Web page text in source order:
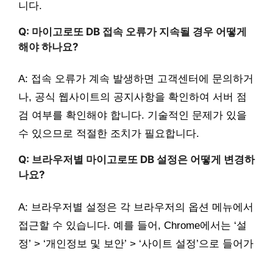
니다.
Q: 마이고로또 DB 접속 오류가 지속될 경우 어떻게
해야 하나요?
A: 접속 오류가 계속 발생하면 고객센터에 문의하거
나, 공식 웹사이트의 공지사항을 확인하여 서버 점
검 여부를 확인해야 합니다. 기술적인 문제가 있을
수 있으므로 적절한 조치가 필요합니다.
Q: 브라우저별 마이고로또 DB 설정은 어떻게 변경하
나요?
A: 브라우저별 설정은 각 브라우저의 옵션 메뉴에서
접근할 수 있습니다. 예를 들어, Chrome에서는 ‘설
정’ > ‘개인정보 및 보안’ > ‘사이트 설정’으로 들어가